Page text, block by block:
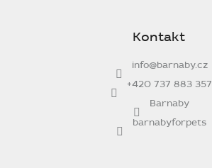
Kontakt
info@barnaby.cz
+420 737 883 357
Barnaby
barnabyforpets